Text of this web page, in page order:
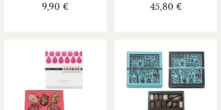
9,90 € 45,80 €